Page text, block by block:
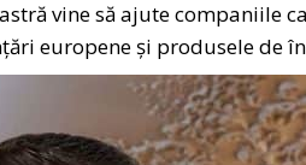
vine să ajute companiile
europene și produsele de